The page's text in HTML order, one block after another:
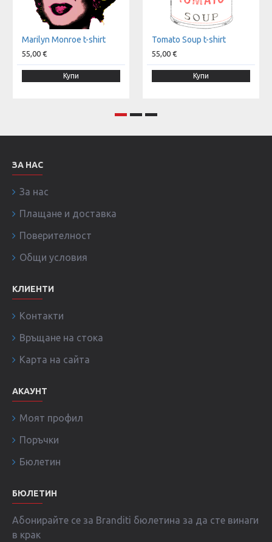
Marilyn Monroe t-shirt
55,00 €
Купи
Tomato Soup t-shirt
55,00 €
Купи
ЗА НАС
За нас
Плащане и доставка
Поверителност
Общи условия
КЛИЕНТИ
Контакти
Връщане на стока
Карта на сайта
АКАУНТ
Моят профил
Поръчки
Бюлетин
БЮЛЕТИН
Абонирайте се за Branditi бюлетина за да сте винаги
в крак